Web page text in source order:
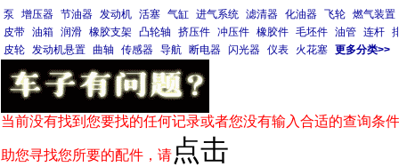
泵
增压器 节油器 发动机 活塞 气缸 进气系统 滤清器 化油器 飞轮 燃气装置
皮带 油箱 润滑 橡胶支架 凸轮轴 挤压件 冲压件 橡胶件 毛坯件 油管 连杆
皮轮 发动机悬置 曲轴 传感器 导航 断电器 闪光器 仪表 火花塞 更多分类>>
当前没有找到您要找的任何记录或者您没有输入合适的查询条
助您寻找您所要的配件，请 点击